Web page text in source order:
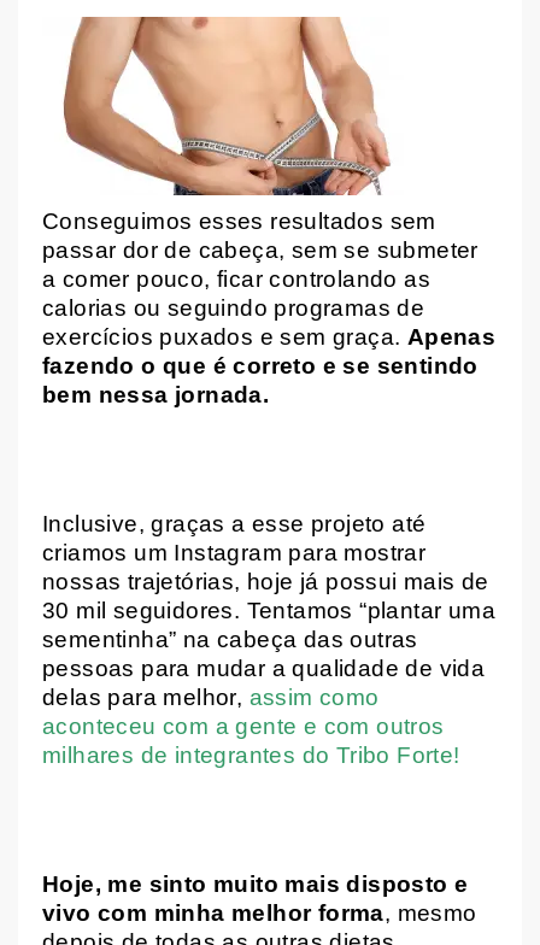
Conseguimos esses resultados sem
passar dor de cabeça, sem se submeter
a comer pouco, ficar controlando as
calorias ou seguindo programas de
exercícios puxados e sem graça. Apenas
fazendo o que é correto e se sentindo
bem nessa jornada.
Inclusive, graças a esse projeto até
criamos um Instagram para mostrar
nossas trajetórias, hoje já possui mais de
30 mil seguidores. Tentamos “plantar uma
sementinha” na cabeça das outras
pessoas para mudar a qualidade de vida
delas para melhor, assim como
aconteceu com a gente e com outros
milhares de integrantes do Tribo Forte!
Hoje, me sinto muito mais disposto e
vivo com minha melhor forma, mesmo